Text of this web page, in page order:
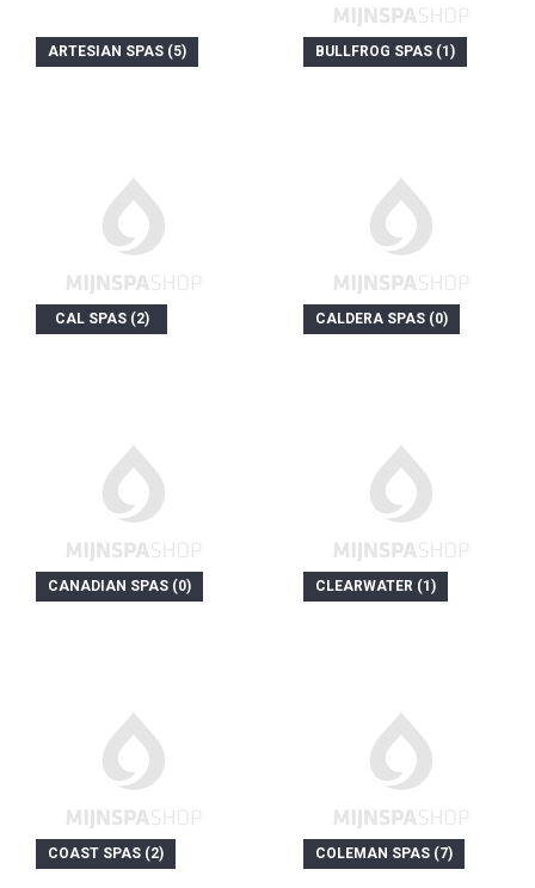
ARTESIAN SPAS (5) BULLFROG SPAS (1)
CAL SPAS (2) CALDERA SPAS (0)
CANADIAN SPAS (0) CLEARWATER (1)
COAST SPAS (2) COLEMAN SPAS (7)